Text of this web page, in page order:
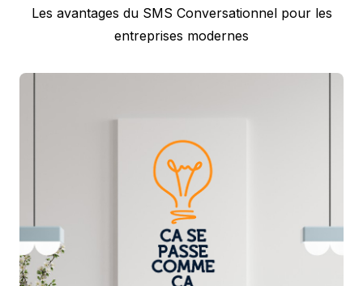
Next
Les avantages du SMS Conversationnel pour les
entreprises modernes